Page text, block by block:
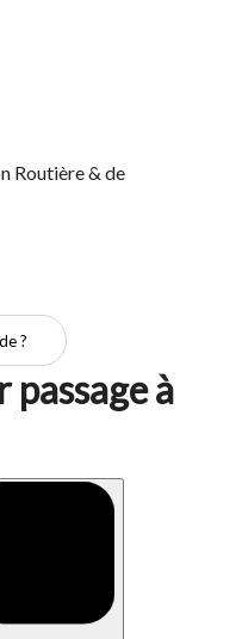
Routière & de
passage à
?